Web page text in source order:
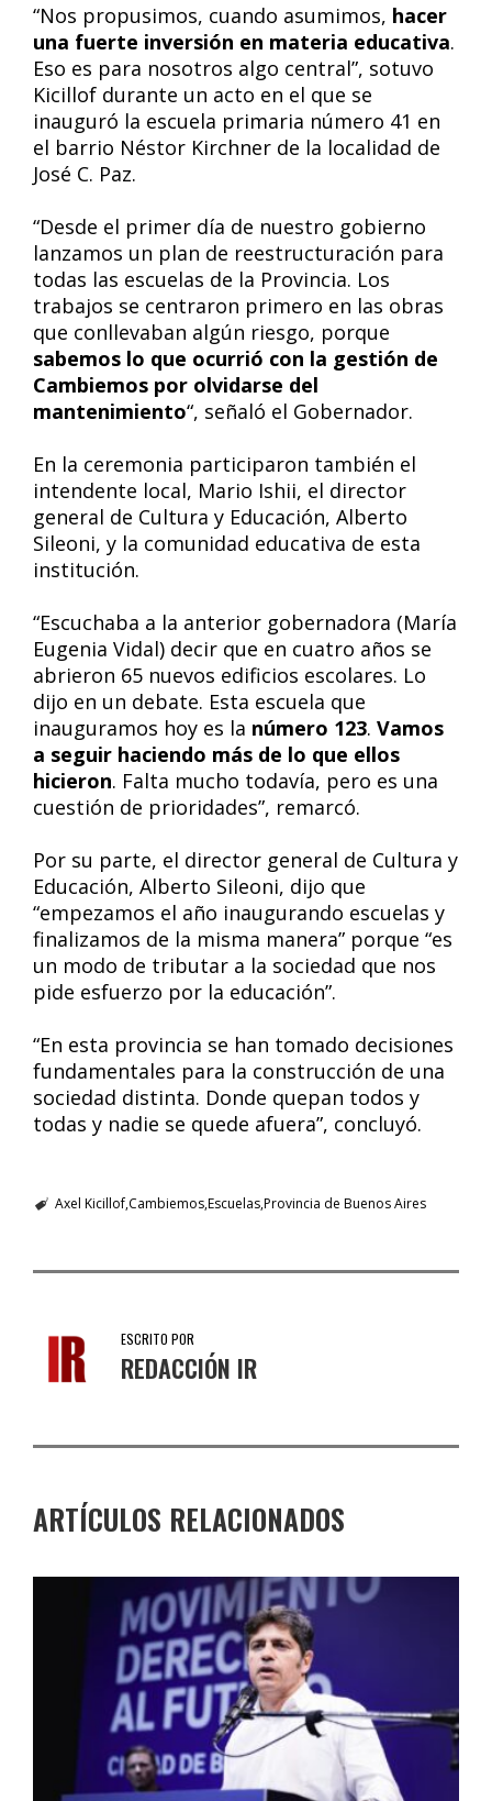
“Nos propusimos, cuando asumimos, hacer
una fuerte inversión en materia educativa.
Eso es para nosotros algo central”, sotuvo
Kicillof durante un acto en el que se
inauguró la escuela primaria número 41 en
el barrio Néstor Kirchner de la localidad de
José C. Paz.
“Desde el primer día de nuestro gobierno
lanzamos un plan de reestructuración para
todas las escuelas de la Provincia. Los
trabajos se centraron primero en las obras
que conllevaban algún riesgo, porque
sabemos lo que ocurrió con la gestión de
Cambiemos por olvidarse del
mantenimiento“, señaló el Gobernador.
En la ceremonia participaron también el
intendente local, Mario Ishii, el director
general de Cultura y Educación, Alberto
Sileoni, y la comunidad educativa de esta
institución.
“Escuchaba a la anterior gobernadora (María
Eugenia Vidal) decir que en cuatro años se
abrieron 65 nuevos edificios escolares. Lo
dijo en un debate. Esta escuela que
inauguramos hoy es la número 123. Vamos
a seguir haciendo más de lo que ellos
hicieron. Falta mucho todavía, pero es una
cuestión de prioridades”, remarcó.
Por su parte, el director general de Cultura y
Educación, Alberto Sileoni, dijo que
“empezamos el año inaugurando escuelas y
finalizamos de la misma manera” porque “es
un modo de tributar a la sociedad que nos
pide esfuerzo por la educación”.
“En esta provincia se han tomado decisiones
fundamentales para la construcción de una
sociedad distinta. Donde quepan todos y
todas y nadie se quede afuera”, concluyó.
Axel KicillofCambiemosEscuelasProvincia de Buenos Aires
ESCRITO POR
REDACCIÓN IR
ARTÍCULOS RELACIONADOS